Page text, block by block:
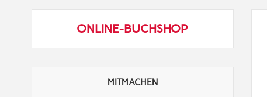
ONLINE-BUCHSHOP
MITMACHEN